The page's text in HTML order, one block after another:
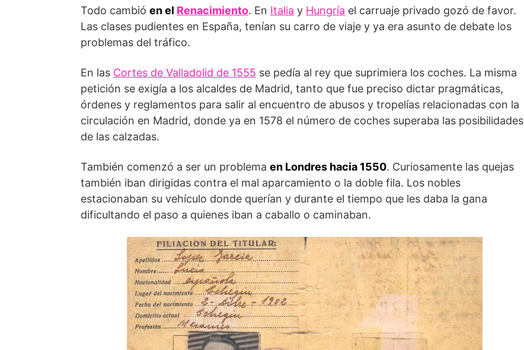
Todo cambió en el Renacimiento. En Italia y Hungría el carruaje privado gozó de favor.
Las clases pudientes en España, tenían su carro de viaje y ya era asunto de debate los
problemas del tráfico.
En las Cortes de Valladolid de 1555 se pedía al rey que suprimiera los coches. La misma
petición se exigía a los alcaldes de Madrid, tanto que fue preciso dictar pragmáticas,
órdenes y reglamentos para salir al encuentro de abusos y tropelías relacionadas con la
circulación en Madrid, donde ya en 1578 el número de coches superaba las posibilidades
de las calzadas.
También comenzó a ser un problema en Londres hacia 1550. Curiosamente las quejas
también iban dirigidas contra el mal aparcamiento o la doble fila. Los nobles
estacionaban su vehículo donde querían y durante el tiempo que les daba la gana
dificultando el paso a quienes iban a caballo o caminaban.